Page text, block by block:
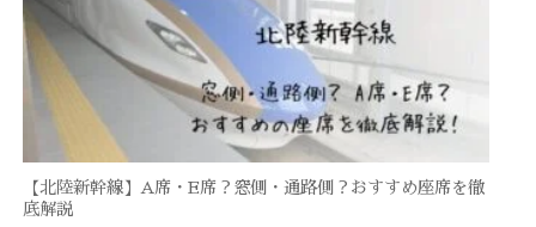
【北陸新幹線】A席・E席？窓側・通路側？おすすめ座席を徹
底解説